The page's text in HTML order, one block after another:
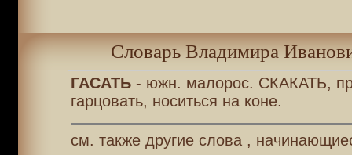
Словарь Владимира
ГАСАТЬ- южн. малорос. СКАКАТЬ,
гарцовать, носиться на коне.
см. также другие слова ,